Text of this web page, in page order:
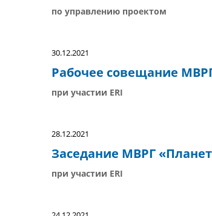
по управлению проектом
30.12.2021
Рабочее совещание
при участии ERI
28.12.2021
Заседание МВРГ
при участии ERI